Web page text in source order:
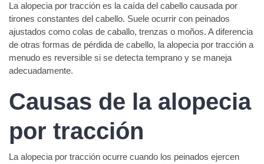
La alopecia por tracción es la caída del cabello causada por
tirones constantes del cabello. Suele ocurrir con peinados
ajustados como colas de caballo, trenzas o moños. A diferencia
de otras formas de pérdida de cabello, la alopecia por tracción a
menudo es reversible si se detecta temprano y se maneja
adecuadamente.
Causas de la alopecia
por tracción
La alopecia por tracción ocurre cuando los peinados ejercen